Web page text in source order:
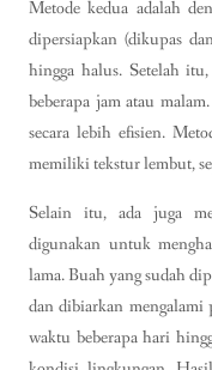
Metode kedua adalah
dipersiapkan (dikupas
hingga halus. Setelah
beberapa jam atau
secara lebih efisien.
memiliki tekstur lembut,
Selain itu, ada juga
digunakan untuk
lama. Buah yang sudah
dan dibiarkan mengalami
waktu beberapa hari